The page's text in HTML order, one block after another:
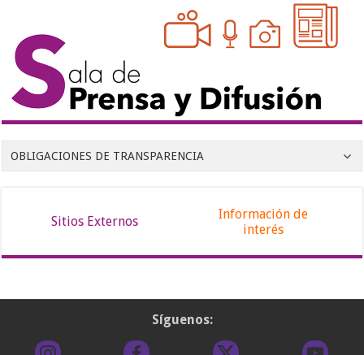
OBLIGACIONES DE TRANSPARENCIA
Sitios Externos
Información de
interés
Síguenos: